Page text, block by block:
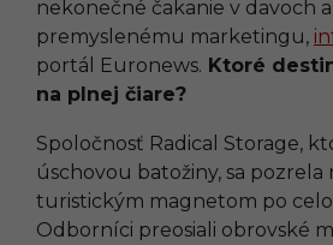
nekonečné čakanie v davoch
premyslenému marketingu,
portál Euronews. Ktoré
na plnej čiare?
Spoločnosť Radical Storage,
úschovou batožiny, sa pozrela
turistickým magnetom po
Odborníci preosiali obrovské